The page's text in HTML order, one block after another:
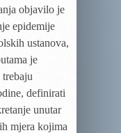
objavilo je
epidemije
ustanova,
je
definirati
unutar
mjera kojima